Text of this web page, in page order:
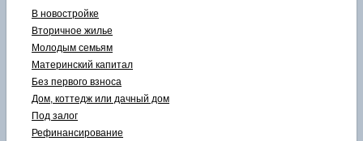
В новостройке
Вторичное жилье
Молодым семьям
Материнский капитал
Без первого взноса
Дом, коттедж или дачный дом
Под залог
Рефинансирование